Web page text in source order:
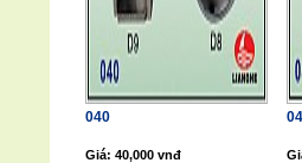
040
Giá: 40,000 vnđ